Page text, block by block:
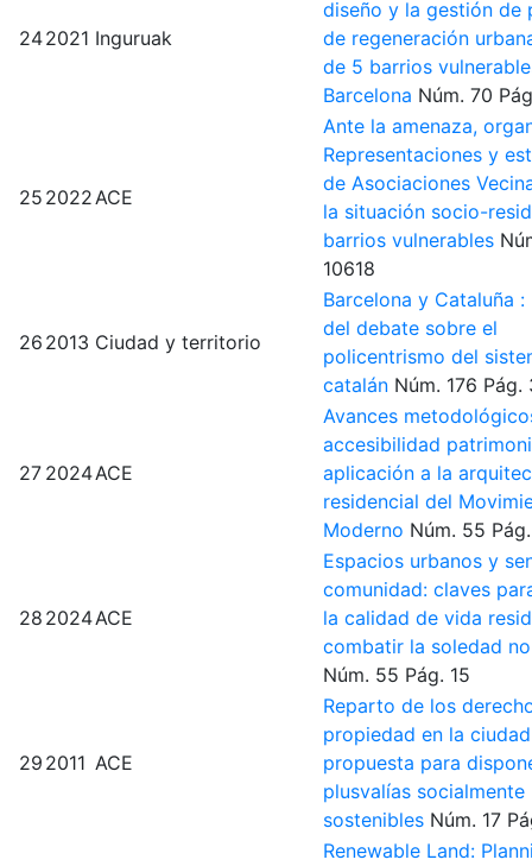
242021 Inguruak
diseño y la gestión de
de regeneración
de 5 barrios
Barcelona Núm. 70
25 2022ACE
Ante la amenaza,
Representaciones y
de Asociaciones
la situación socio-
barrios vulnerables
10618
26 2013 Ciudad y territorio
Barcelona y Cataluña :
del debate sobre el
policentrismo del
catalán Núm. 176 Pág.
27 2024ACE
Avances
accesibilidad
aplicación a la
residencial del
Moderno Núm. 55
28 2024ACE
Espacios urbanos y
comunidad: claves
la calidad de vida
combatir la soledad
Núm. 55 Pág. 15
29 2011 ACE
Reparto de los
propiedad en la
propuesta para
plusvalías socialmente
sostenibles Núm. 17
Renewable Land: